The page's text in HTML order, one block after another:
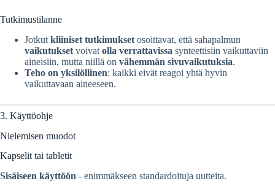
Tutkimustilanne
Jotkut kliiniset tutkimukset osoittavat, että sahapalmun
vaikutukset voivat olla verrattavissa synteettisiin vaikuttaviin
aineisiin, mutta niillä on vähemmän sivuvaikutuksia.
Teho on yksilöllinen: kaikki eivät reagoi yhtä hyvin
vaikuttavaan aineeseen.
3. Käyttöohje
Nielemisen muodot
Kapselit tai tabletit
Sisäiseen käyttöön - enimmäkseen standardoituja uutteita.